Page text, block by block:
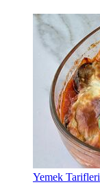
Yemek Tarifleri